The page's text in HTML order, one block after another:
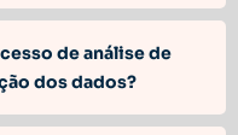
de análise de
dos dados?